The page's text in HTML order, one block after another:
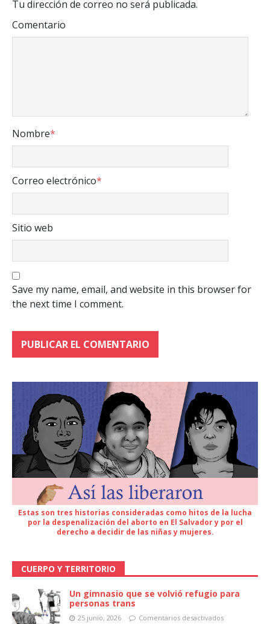
Tu dirección de correo no será publicada.
Comentario
Nombre*
Correo electrónico*
Sitio web
Save my name, email, and website in this browser for
the next time I comment.
Estas son tres historias consideradas como hitos de la lucha
por la despenalización del aborto en El Salvador y por el
derecho a decidir de las niñas y mujeres.
CUERPO Y TERRITORIO
Un gimnasio que se volvió refugio para
personas trans
25 junio, 2026 Comentarios desactivados